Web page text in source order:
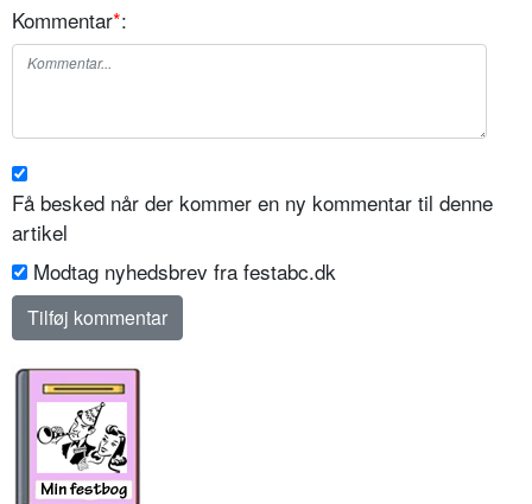
Kommentar*:
Få besked når der kommer en ny kommentar til denne
artikel
Modtag nyhedsbrev fra festabc.dk